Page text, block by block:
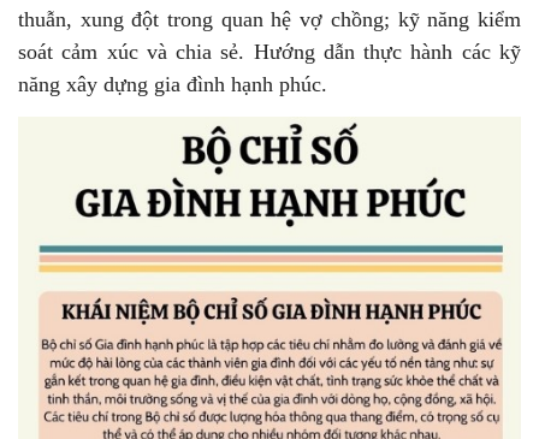
thuẫn, xung đột trong quan hệ vợ chồng; kỹ năng kiểm
soát cảm xúc và chia sẻ. Hướng dẫn thực hành các kỹ
năng xây dựng gia đình hạnh phúc.